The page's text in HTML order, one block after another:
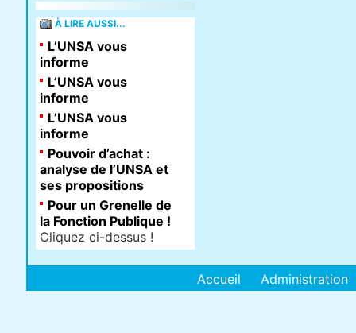
À LIRE AUSSI...
L’UNSA vous
informe
L’UNSA vous
informe
L’UNSA vous
informe
Pouvoir d’achat :
analyse de l’UNSA et
ses propositions
Pour un Grenelle de
la Fonction Publique !
Cliquez ci-dessus !
Accueil Administration